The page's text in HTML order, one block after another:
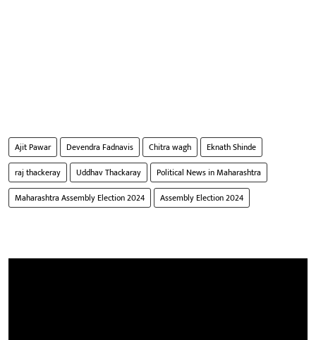
Ajit Pawar Devendra Fadnavis Chitra wagh
Eknath Shinde
raj thackeray
Uddhav Thackaray
Political News in Maharashtra
Maharashtra Assembly Election 2024
Assembly Election 2024